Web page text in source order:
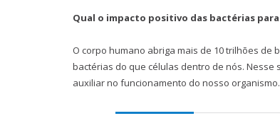
Qual o impacto positivo das bactérias
O corpo humano abriga mais de 10 trilhões de
bactérias do que células dentro de nós.
auxiliar no funcionamento do nosso organismo.